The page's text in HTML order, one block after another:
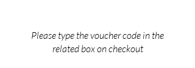
Please type the voucher code in the
related box on checkout